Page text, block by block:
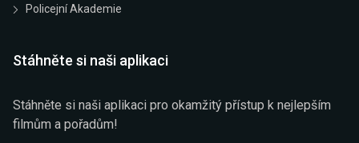
Policejní Akademie
Stáhněte si naši aplikaci
Stáhněte si naši aplikaci pro okamžitý přístup k nejlepším
filmům a pořadům!